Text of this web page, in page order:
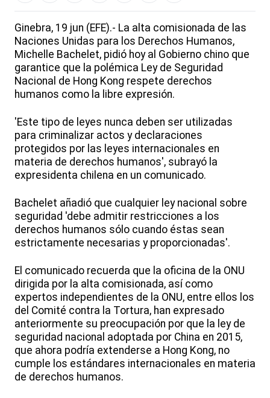
Ginebra, 19 jun (EFE).- La alta comisionada de las
Naciones Unidas para los Derechos Humanos,
Michelle Bachelet, pidió hoy al Gobierno chino que
garantice que la polémica Ley de Seguridad
Nacional de Hong Kong respete derechos
humanos como la libre expresión.
'Este tipo de leyes nunca deben ser utilizadas
para criminalizar actos y declaraciones
protegidos por las leyes internacionales en
materia de derechos humanos', subrayó la
expresidenta chilena en un comunicado.
Bachelet añadió que cualquier ley nacional sobre
seguridad 'debe admitir restricciones a los
derechos humanos sólo cuando éstas sean
estrictamente necesarias y proporcionadas'.
El comunicado recuerda que la oficina de la ONU
dirigida por la alta comisionada, así como
expertos independientes de la ONU, entre ellos los
del Comité contra la Tortura, han expresado
anteriormente su preocupación por que la ley de
seguridad nacional adoptada por China en 2015,
que ahora podría extenderse a Hong Kong, no
cumple los estándares internacionales en materia
de derechos humanos.